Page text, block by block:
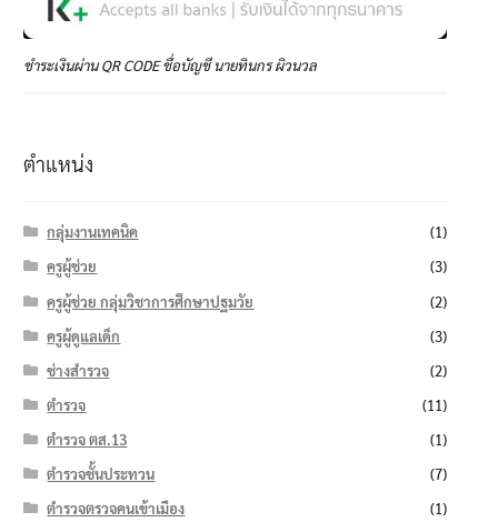
ชำระเงินผ่าน QR CODE ชื่อบัญชี นายทินกร ผิวนวล
ตำแหน่ง
กลุ่มงานเทคนิค
(1)
ครูผู้ช่วย
(3)
ครูผู้ช่วย กลุ่มวิชาการศึกษาปฐมวัย
(2)
ครูผู้ดูแลเด็ก
(3)
ช่างสำรวจ
(2)
ตำรวจ
(11)
ตำรวจ ตส.13
(1)
ตำรวจชั้นประทวน
(7)
ตำรวจตรวจคนเข้าเมือง
(1)